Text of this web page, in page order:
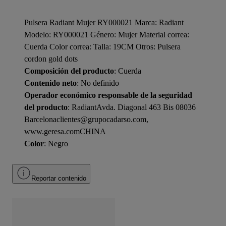
Pulsera Radiant Mujer RY000021 Marca: Radiant
Modelo: RY000021 Género: Mujer Material correa:
Cuerda Color correa: Talla: 19CM Otros: Pulsera
cordon gold dots
Composición del producto: Cuerda
Contenido neto: No definido
Operador económico responsable de la seguridad
del producto: RadiantAvda. Diagonal 463 Bis 08036
Barcelonaclientes@grupocadarso.com,
www.geresa.comCHINA
Color: Negro
Reportar contenido